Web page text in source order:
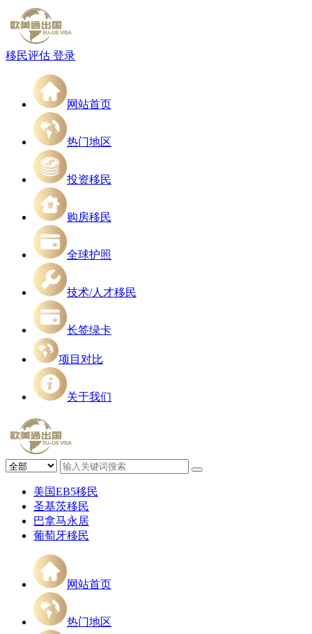
移民评估 登录
网站首页
热门地区
投资移民
购房移民
全球护照
技术/人才移民
长签绿卡
项目对比
关于我们
美国EB5移民
圣基茨移民
巴拿马永居
葡萄牙移民
网站首页
热门地区